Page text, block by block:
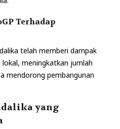
Terhadap
telah memberi dampak
meningkatkan jumlah
mendorong pembangunan
yang